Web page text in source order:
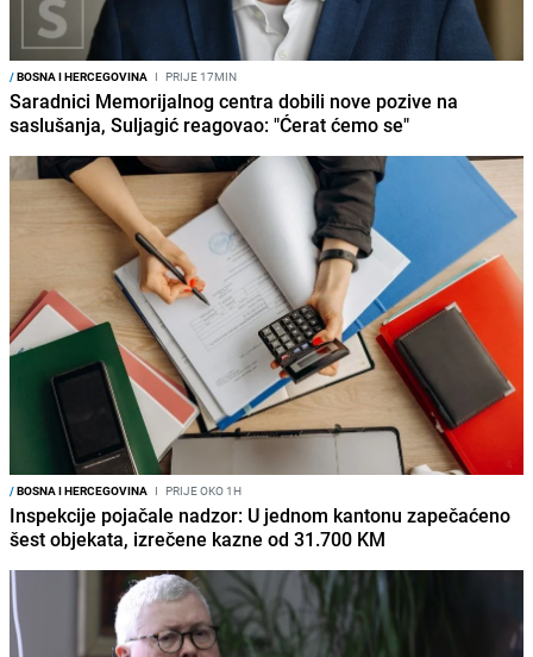
/BOSNA I HERCEGOVINA I PRIJE 17MIN
Saradnici Memorijalnog centra dobili nove pozive na
saslušanja, Suljagić reagovao: "Ćerat ćemo se"
/BOSNA I HERCEGOVINA I PRIJE OKO 1H
Inspekcije pojačale nadzor: U jednom kantonu zapečaćeno
šest objekata, izrečene kazne od 31.700 KM